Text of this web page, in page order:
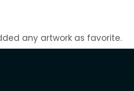
any artwork as favorite.